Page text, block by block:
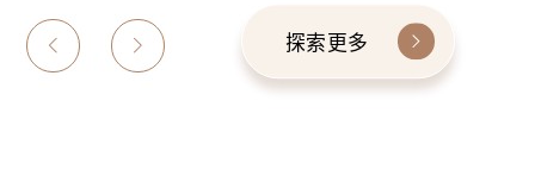
探索更多